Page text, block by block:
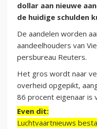
dollar aan nieuwe
de huidige schulden
De aandelen worden
aandeelhouders van
persbureau Reuters.
Het gros wordt naar
overheid opgepikt,
86 procent eigenaar is
Even dit:
Luchtvaartnieuws